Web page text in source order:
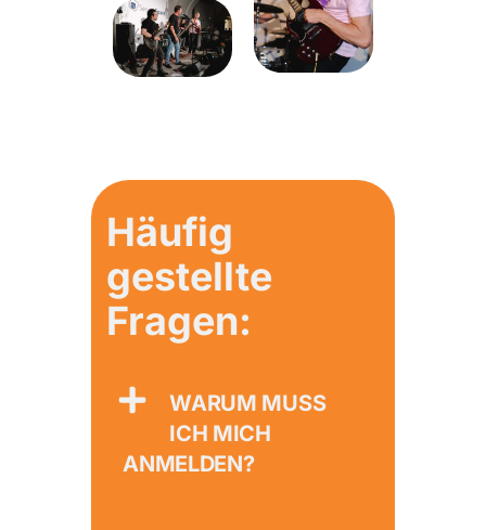
Häufig
gestellte
Fragen:
WARUM MUSS
ICH MICH
ANMELDEN?